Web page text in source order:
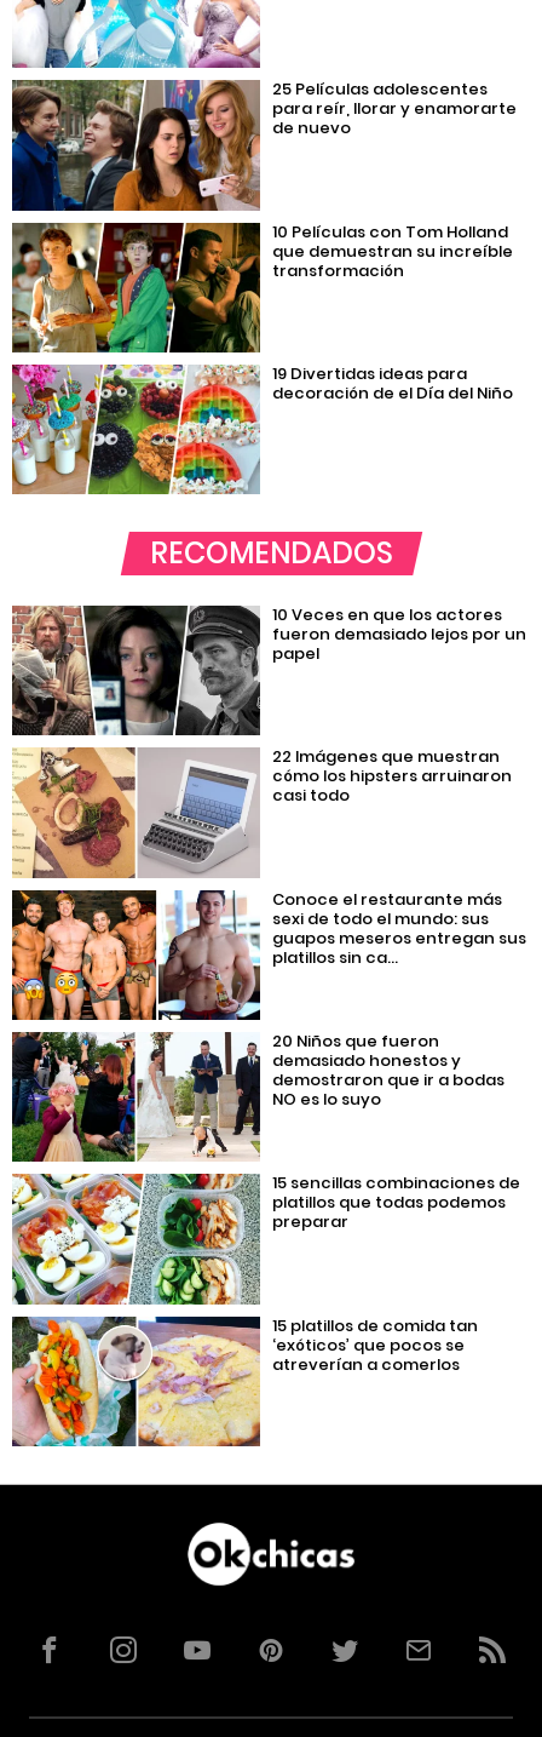
25 Películas adolescentes
para reír, llorar y enamorarte
de nuevo
10 Películas con Tom Holland
que demuestran su increíble
transformación
19 Divertidas ideas para
decoración de el Día del Niño
RECOMENDADOS
10 Veces en que los actores
fueron demasiado lejos por un
papel
22 Imágenes que muestran
cómo los hipsters arruinaron
casi todo
Conoce el restaurante más
sexi de todo el mundo: sus
guapos meseros entregan sus
platillos sin ca...
20 Niños que fueron
demasiado honestos y
demostraron que ir a bodas
NO es lo suyo
15 sencillas combinaciones de
platillos que todas podemos
preparar
15 platillos de comida tan
‘exóticos’ que pocos se
atreverían a comerlos
FacebookInstagramYouTubePinterestTwitterCorreoRSS